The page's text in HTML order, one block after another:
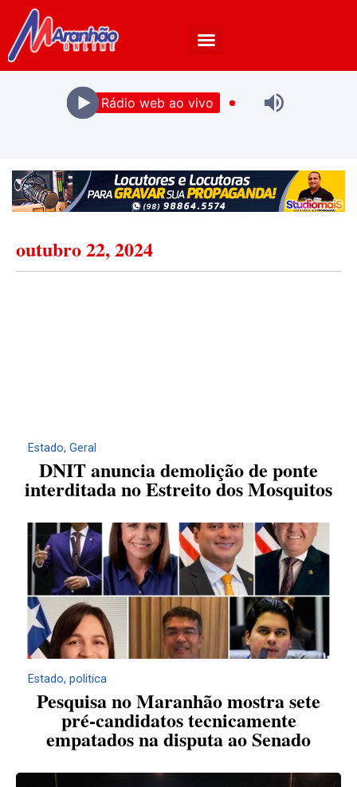
Rádio web ao vivo
outubro 22, 2024
Estado, Geral
DNIT anuncia demolição de ponte
interditada no Estreito dos Mosquitos
Estado, politica
Pesquisa no Maranhão mostra sete
pré-candidatos tecnicamente
empatados na disputa ao Senado